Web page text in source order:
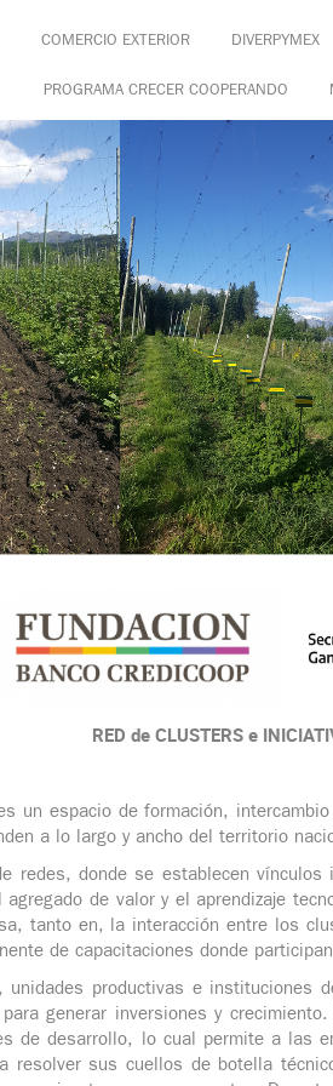
COMERCIO EXTERIOR DIVERPYMEX
PROGRAMA CRECER COOPERANDO
RED de CLUSTERS e
un espacio de formación,
a lo largo y ancho del territorio
redes, donde se establecen
de valor y el aprendizaje
tanto en, la interacción entre los
de capacitaciones donde
unidades productivas e instituciones
para generar inversiones y
de desarrollo, lo cual permite a las
resolver sus cuellos de botella